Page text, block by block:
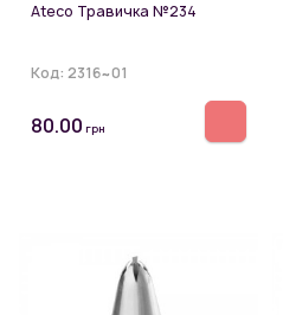
Ateco Травичка №234
Код: 2316~01
80.00 грн